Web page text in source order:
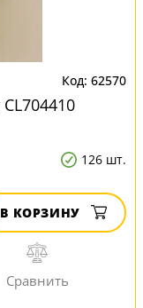
62570
126 шт.
В КОРЗИНУ